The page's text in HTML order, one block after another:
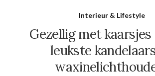
Interieur & Lifestyle
Gezellig met kaarsjes
leukste